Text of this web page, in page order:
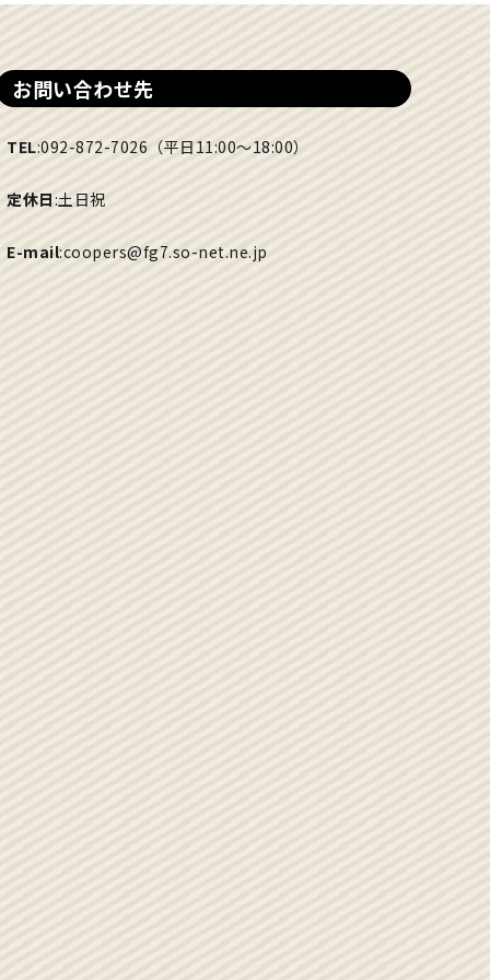
お問い合わせ先
TEL:092-872-7026（平日11:00〜18:00）
定休日:土日祝
E-mail:coopers@fg7.so-net.ne.jp